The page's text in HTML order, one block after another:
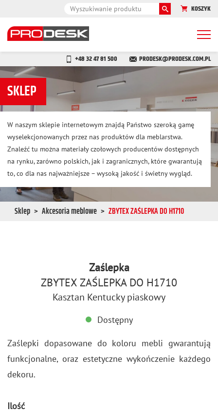
KOSZYK
+48 32 47 81 500 PRODESK@PRODESK.COM.PL
SKLEP
W naszym sklepie internetowym znajdą Państwo szeroką gamę
wyselekcjonowanych przez nas produktów dla meblarstwa.
Znaleźć tu można materiały czołowych producentów dostępnych
na rynku, zarówno polskich, jak i zagranicznych, które gwarantują
to, co dla nas najważniejsze – wysoką jakość i świetny wygląd.
Sklep Akcesoria meblowe ZBYTEX ZAŚLEPKA DO H1710
Zaślepka
ZBYTEX ZAŚLEPKA DO H1710
Kasztan Kentucky piaskowy
Dostępny
Za­ślep­ki do­pa­so­wa­ne do ko­lo­ru mebli gwa­ran­tu­ją
funk­cjo­nal­ne, oraz es­te­tycz­ne wy­koń­cze­nie każ­de­go
de­ko­ru.
Ilość